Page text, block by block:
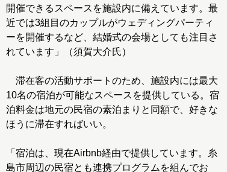
開催できるスペースを施設内に備えています。最
近では3組目のカップルがウェディングパーティ
ーを開催するなど、結婚式の会場としても注目さ
れています」（須賀大介氏）
滞在客の活動サポートのため、施設内には最大
10名の宿泊が可能なスペースを提供している。宿
泊料金は地元の民宿の素泊まりと同額で、好きな
ほうに滞在すればいい。
「宿泊は、現在Airbnb経由で提供しています。糸
島市周辺の民宿とも連携プログラムを組んでお